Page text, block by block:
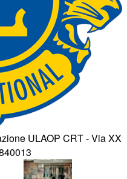
ULAOP CRT - Via XX